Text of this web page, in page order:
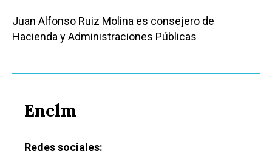
Juan Alfonso Ruiz Molina es consejero de
Hacienda y Administraciones Públicas
Enclm
Redes sociales: